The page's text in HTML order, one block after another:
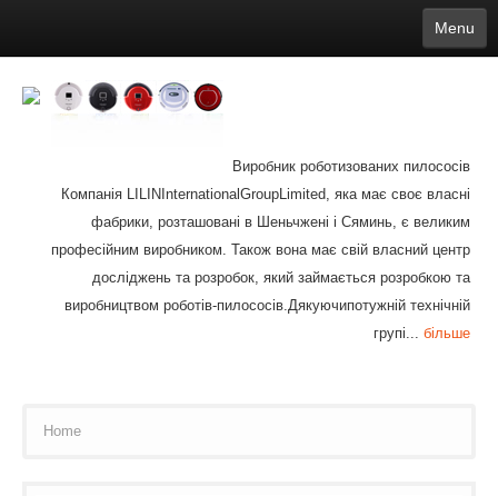
Menu
Deutsch
Português 日本語
Mongolian bāṅlā Norsk
Türkçe
Ўзбек тили
india Tiếng Việt íslenska Estonia
Bulgarian
Slovenčina
Виробник роботизованих пилососів
Компанія LILINInternationalGroupLimited, яка має своє власні
фабрики, розташовані в Шеньчжені і Сяминь, є великим
професійним виробником. Також вона має свій власний центр
досліджень та розробок, який займається розробкою та
виробництвом роботів-пилососів.Дякуючипотужній технічній
групі... більше
Home